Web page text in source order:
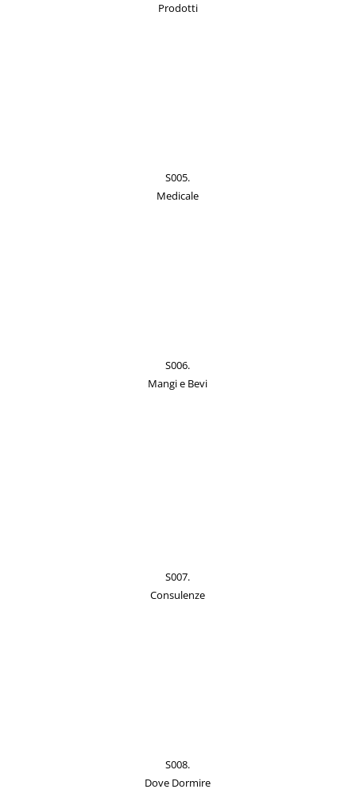
Prodotti
S005.
Medicale
S006.
Mangi e Bevi
S007.
Consulenze
S008.
Dove Dormire